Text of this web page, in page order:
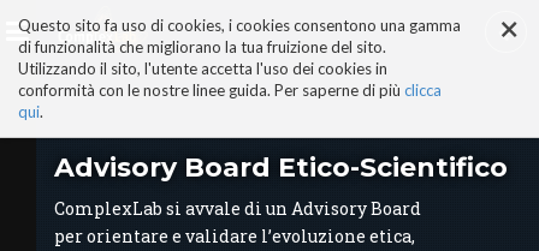
AI-ALTER EGO
PERCHÉ COMPLEXLAB
ADVISORY BOARD
Advisory Board Etico-
Scientifico
×
Questo sito fa uso di cookies, i cookies consentono una gamma
di funzionalità che migliorano la tua fruizione del sito.
Utilizzando il sito, l'utente accetta l'uso dei cookies in
conformità con le nostre linee guida. Per saperne di più clicca
qui.
Advisory Board Etico-Scientifico
ComplexLab si avvale di un Advisory Board
per orientare e validare l’evoluzione etica,